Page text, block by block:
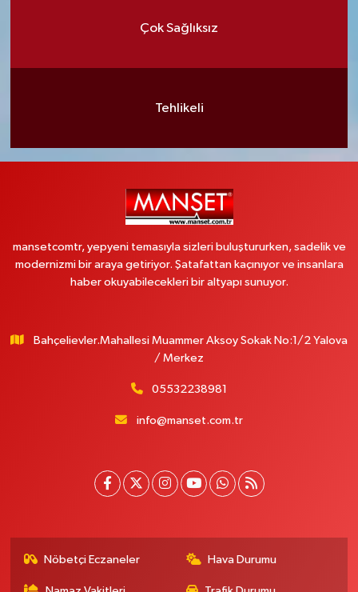
Çok Sağlıksız
Tehlikeli
mansetcomtr, yepyeni temasıyla sizleri buluştururken, sadelik ve
modernizmi bir araya getiriyor. Şatafattan kaçınıyor ve insanlara
haber okuyabilecekleri bir altyapı sunuyor.
Bahçelievler.Mahallesi Muammer Aksoy Sokak No:1/2 Yalova
/ Merkez
05532238981
info@manset.com.tr
Nöbetçi Eczaneler Hava Durumu